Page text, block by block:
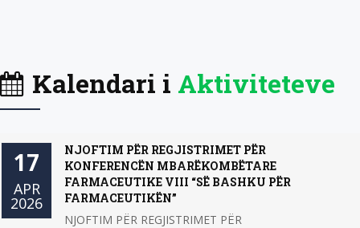
Kalendari i Aktiviteteve
17
APR
2026
NJOFTIM PËR REGJISTRIMET PËR
KONFERENCËN MBARËKOMBËTARE
FARMACEUTIKE VIII “SË BASHKU PËR
FARMACEUTIKËN”
NJOFTIM PËR REGJISTRIMET PËR